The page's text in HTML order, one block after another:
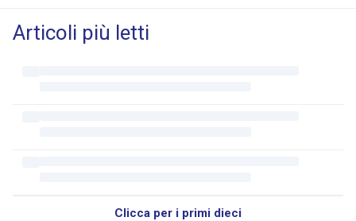
Articoli più letti
Clicca per i primi dieci